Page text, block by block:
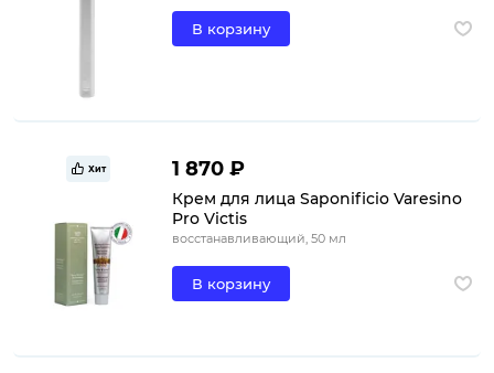
В корзину
Хит 1 870 ₽
Крем для лица Saponificio Varesino
Pro Victis
восстанавливающий, 50 мл
В корзину